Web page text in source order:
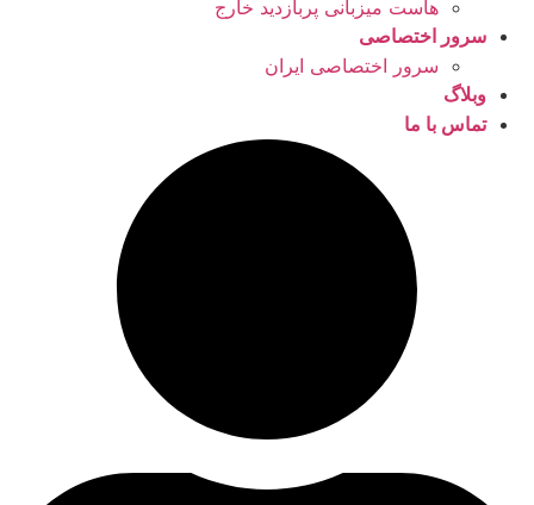
هاست میزبانی پربازدید خارج
سرور اختصاصی
سرور اختصاصی ایران
وبلاگ
تماس با ما